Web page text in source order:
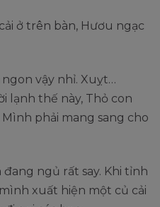
ở trên bàn, Hươu ngạc
ngon vậy nhỉ. Xuỵt…
lạnh thế này, Thỏ con
phải mang sang cho
ngủ rất say. Khi tỉnh
xuất hiện một củ cải